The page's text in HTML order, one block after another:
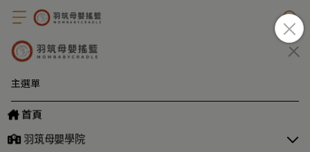
主選單
首頁
羽筑母嬰學院